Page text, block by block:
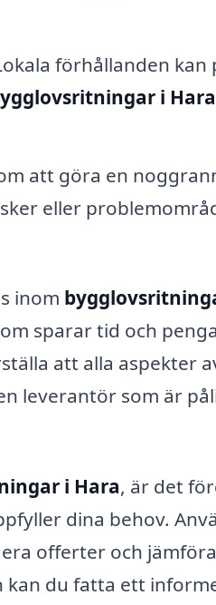
förhållanden
i Hara
att göra en
eller
inom
sparar tid och
att alla aspekter
leverantör som är
i Hara, är det
dina behov.
offerter och
du fatta ett